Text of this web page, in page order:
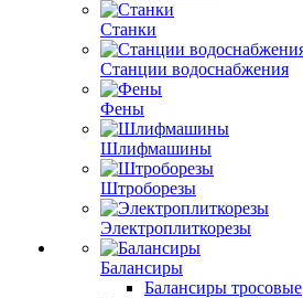
Станки
Станции водоснабжения
Фены
Шлифмашины
Штроборезы
Электроплиткорезы
Балансиры
Балансиры тросовые